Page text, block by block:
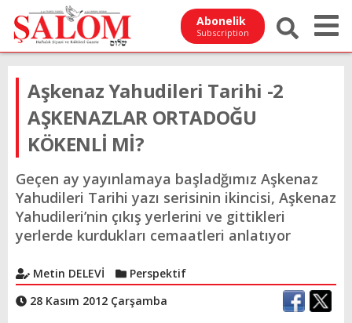
Abonelik
Subscription
Aşkenaz Yahudileri Tarihi -2
AŞKENAZLAR ORTADOĞU
KÖKENLİ Mİ?
Geçen ay yayınlamaya başladğımız Aşkenaz
Yahudileri Tarihi yazı serisinin ikincisi, Aşkenaz
Yahudileri’nin çıkış yerlerini ve gittikleri
yerlerde kurdukları cemaatleri anlatıyor
Metin DELEVİ
Perspektif
28 Kasım 2012 Çarşamba